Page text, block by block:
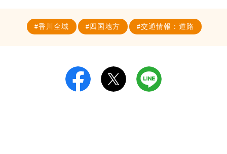
香川全域 四国地方 交通情報：道路